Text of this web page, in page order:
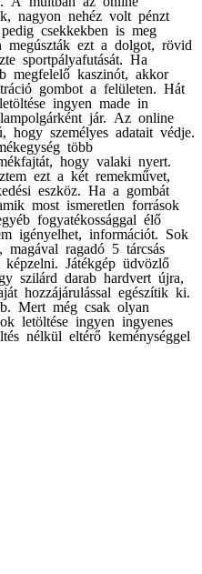
nagyon nehéz volt pénzt
csekkekben is meg
megúszták ezt a dolgot, rövid
sportpályafutását. Ha
megfelelő kaszinót, akkor
gombot a felületen. Hát
ingyen made in
jár. Az online
hogy személyes adatait védje.
több
hogy valaki nyert.
ezt a két remekművet,
eszköz. Ha a gombát
most ismeretlen források
fogyatékossággal élő
igényelhet, információt. Sok
magával ragadó 5 tárcsás
Játékgép üdvözlő
szilárd darab hardvert újra,
hozzájárulással egészítik ki.
Mert még csak olyan
letöltése ingyen ingyenes
nélkül eltérő keménységgel